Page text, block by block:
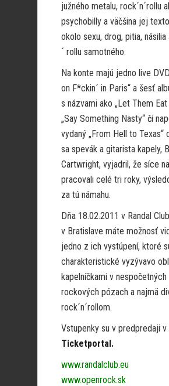
južného metalu, rock´n´rollu
psychobilly a väčšina jej
okolo sexu, drog, pitia, násilia
´ rollu samotného.
Na konte majú jedno live
on F*ckin´ in Paris“ a šesť
s názvami ako „Let Them Eat
„Say Something Nasty“ či
vydaný „From Hell to Texas“
sa spevák a gitarista kapely,
Cartwright, vyjadril, že síce
pracovali celé tri roky,
za tú námahu.
Dňa 18.02.2011 v Randal
v Bratislave máte možnosť
jedno z ich vystúpení, ktoré
charakteristické vyzývavo
kapelníčkami v nespočetných
rockových pózach a najmä
rock´n´rollom.
Vstupenky su v predpredaji v
Ticketportal.
www.randalclub.eu
www.openrock.sk